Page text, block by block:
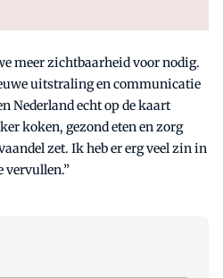
meer zichtbaarheid voor nodig.
uitstraling en communicatie
Nederland echt op de kaart
koken, gezond eten en zorg
zet. Ik heb er erg veel zin in
vervullen.”